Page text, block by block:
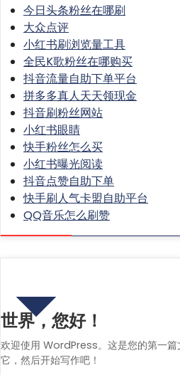
今日头条粉丝在哪刷
大众点评
小红书刷浏览量工具
全民K歌粉丝在哪购买
抖音流量自助下单平台
拼多多真人天天领现金
抖音刷粉丝网站
小红书眼睛
快手粉丝怎么买
小红书曝光阅读
抖音点赞自助下单
快手刷人气卡盟自助平台
QQ音乐怎么刷赞
世界，您好！
欢迎使用 WordPress。这是您的第一篇
它，然后开始写作吧！